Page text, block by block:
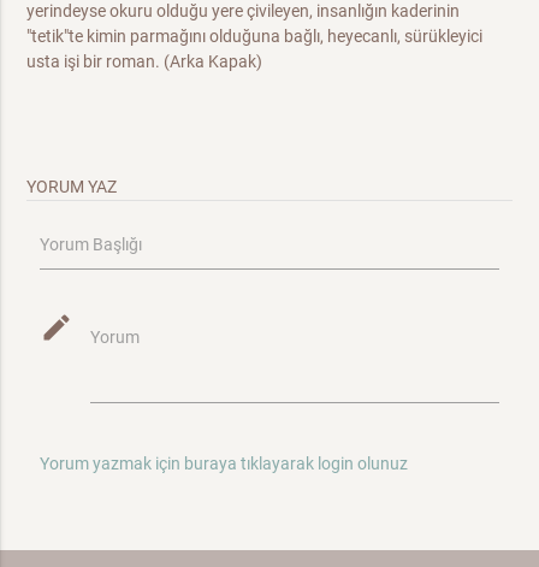
yerindeyse okuru olduğu yere çivileyen, insanlığın kaderinin
"tetik"te kimin parmağını olduğuna bağlı, heyecanlı, sürükleyici
usta işi bir roman. (Arka Kapak)
YORUM YAZ
Yorum Başlığı
mode_edit Yorum
Yorum yazmak için buraya tıklayarak login olunuz